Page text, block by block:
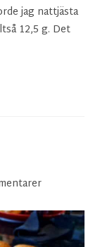
jag nattjästa
12,5 g. Det